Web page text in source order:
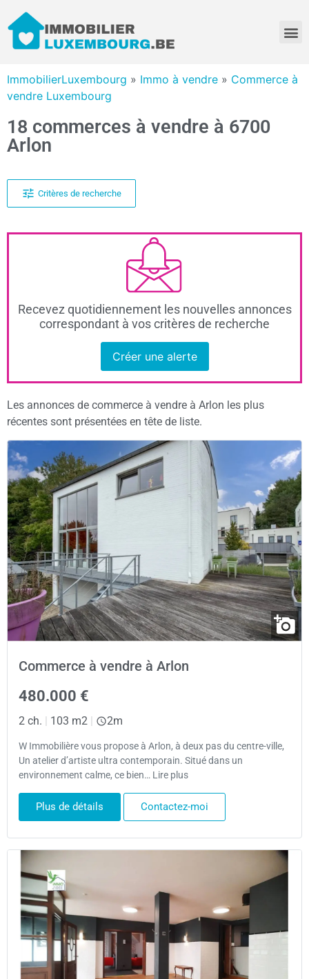
ImmobilierLuxembourg » Immo à vendre » Commerce à
vendre Luxembourg
18 commerces à vendre à 6700
Arlon
Critères de recherche
Recevez quotidiennement les nouvelles annonces
correspondant à vos critères de recherche
Créer une alerte
Les annonces de commerce à vendre à Arlon les plus
récentes sont présentées en tête de liste.
Commerce à vendre à Arlon
480.000 €
2 ch. | 103 m2 | 2m
W Immobilière vous propose à Arlon, à deux pas du centre-ville,
Un atelier d’artiste ultra contemporain. Situé dans un
environnement calme, ce bien… Lire plus
Plus de détails Contactez-moi